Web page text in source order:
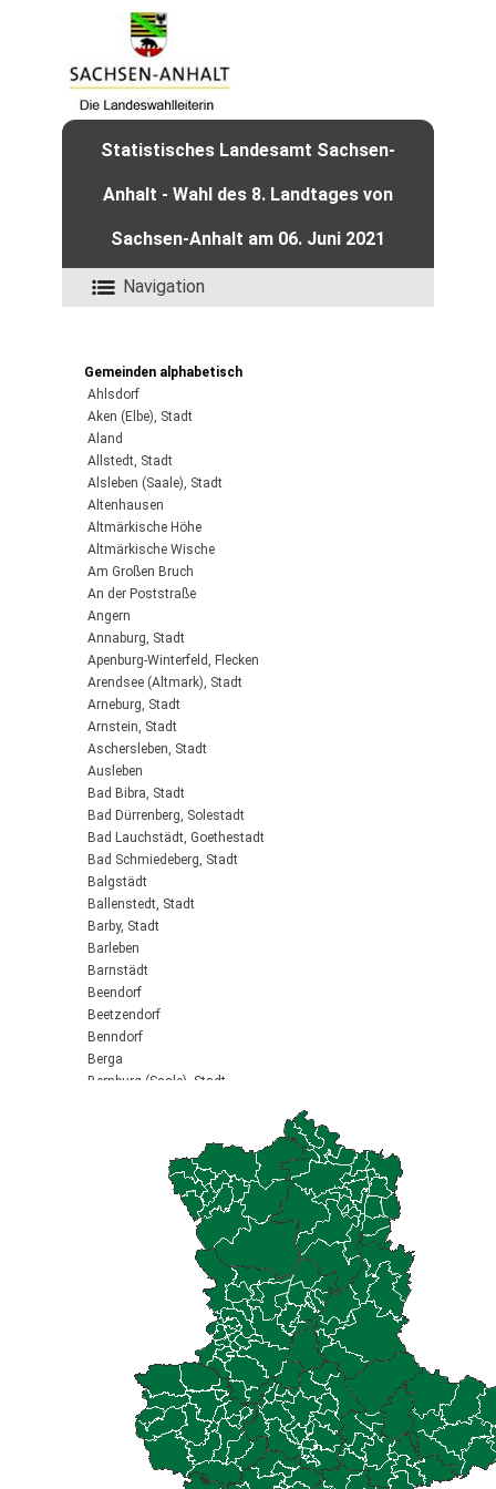
Statistisches Landesamt Sachsen-
Anhalt - Wahl des 8. Landtages von
Sachsen-Anhalt am 06. Juni 2021
Navigation
Gemeinden alphabetisch
Ahlsdorf
Aken (Elbe), Stadt
Aland
Allstedt, Stadt
Alsleben (Saale), Stadt
Altenhausen
Altmärkische Höhe
Altmärkische Wische
Am Großen Bruch
An der Poststraße
Angern
Annaburg, Stadt
Apenburg-Winterfeld, Flecken
Arendsee (Altmark), Stadt
Arneburg, Stadt
Arnstein, Stadt
Aschersleben, Stadt
Ausleben
Bad Bibra, Stadt
Bad Dürrenberg, Solestadt
Bad Lauchstädt, Goethestadt
Bad Schmiedeberg, Stadt
Balgstädt
Ballenstedt, Stadt
Barby, Stadt
Barleben
Barnstädt
Beendorf
Beetzendorf
Benndorf
Berga
Bernburg (Saale), Stadt
Bitterfeld-Wolfen, Stadt
Blankenburg (Harz), Stadt
Brücken-Hackpfüffel
Bülstringen
Burg, Stadt
Burgstall
Calbe (Saale), Stadt